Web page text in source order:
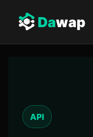
Dawap
API